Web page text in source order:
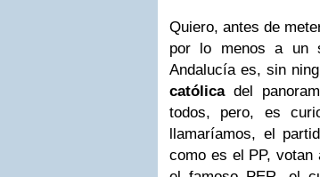
Quiero, antes de
por lo menos a un
Andalucía es, sin
católicadel
todos, pero, es
llamaríamos, el
como es el PP,